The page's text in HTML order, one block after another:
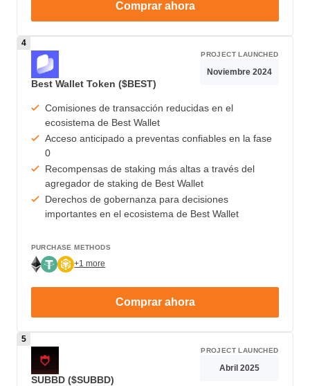
Comprar ahora
Best Wallet Token ($BEST)
Comisiones de transacción reducidas en el
ecosistema de Best Wallet
Acceso anticipado a preventas confiables en la fase
0
Recompensas de staking más altas a través del
agregador de staking de Best Wallet
Derechos de gobernanza para decisiones
importantes en el ecosistema de Best Wallet
PROJECT LAUNCHED
Noviembre 2024
PURCHASE METHODS
+1 more
Comprar ahora
SUBBD ($SUBBD)
PROJECT LAUNCHED
Abril 2025